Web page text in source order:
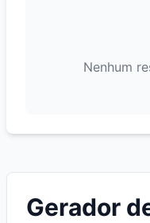
Nenhum
Gerador